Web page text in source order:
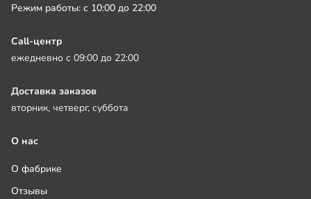
Режим работы: с 10:00 до 22:00
Call-центр
ежедневно с 09:00 до 22:00
Доставка заказов
вторник, четверг, суббота
О нас
О фабрике
Отзывы